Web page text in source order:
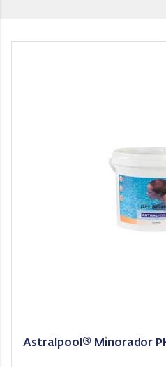
Astralpool® Minorador